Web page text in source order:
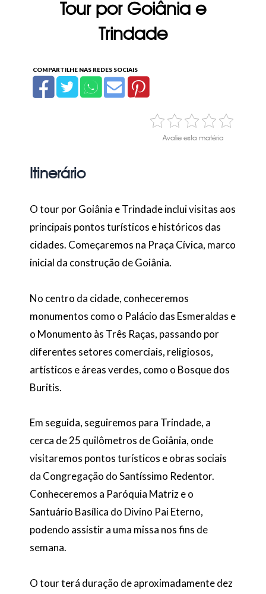
Tour por Goiânia e
Trindade
Avalie esta matéria
Itinerário
O tour por Goiânia e Trindade inclui visitas aos
principais pontos turísticos e históricos das
cidades. Começaremos na Praça Cívica, marco
inicial da construção de Goiânia.
No centro da cidade, conheceremos
monumentos como o Palácio das Esmeraldas e
o Monumento às Três Raças, passando por
diferentes setores comerciais, religiosos,
artísticos e áreas verdes, como o Bosque dos
Buritis.
Em seguida, seguiremos para Trindade, a
cerca de 25 quilômetros de Goiânia, onde
visitaremos pontos turísticos e obras sociais
da Congregação do Santíssimo Redentor.
Conheceremos a Paróquia Matriz e o
Santuário Basílica do Divino Pai Eterno,
podendo assistir a uma missa nos fins de
semana.
O tour terá duração de aproximadamente dez